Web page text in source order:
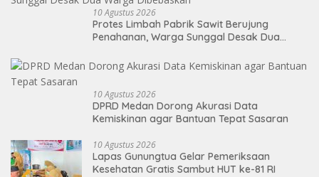
10 Agustus 2026
Protes Limbah Pabrik Sawit Berujung
Penahanan, Warga Sunggal Desak Dua
10 Agustus 2026
DPRD Medan Dorong Akurasi Data
Kemiskinan agar Bantuan Tepat Sasaran
10 Agustus 2026
Lapas Gunungtua Gelar Pemeriksaan
Kesehatan Gratis Sambut HUT ke-81 RI